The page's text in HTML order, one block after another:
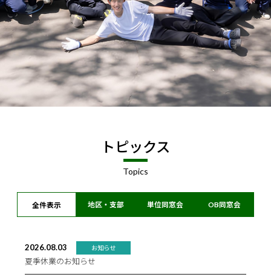
トピックス
Topics
全件表示 地区・支部 単位同窓会 OB同窓会
2026.08.03 お知らせ
夏季休業のお知らせ